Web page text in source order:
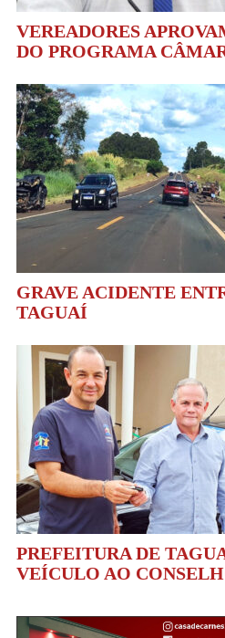
VEREADORES
DO PROGRAMA
GRAVE ACIDENTE
TAGUAÍ
PREFEITURA DE
VEÍCULO AO